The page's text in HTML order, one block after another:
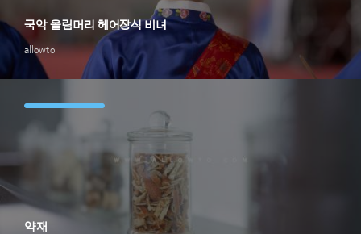
allowto
국악 올림머리 헤어장식 비녀
약재